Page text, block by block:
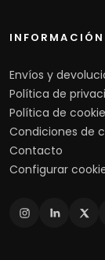
INFORMACIÓN
Envíos y
Política de
Política de
Condiciones de
Contacto
Configurar